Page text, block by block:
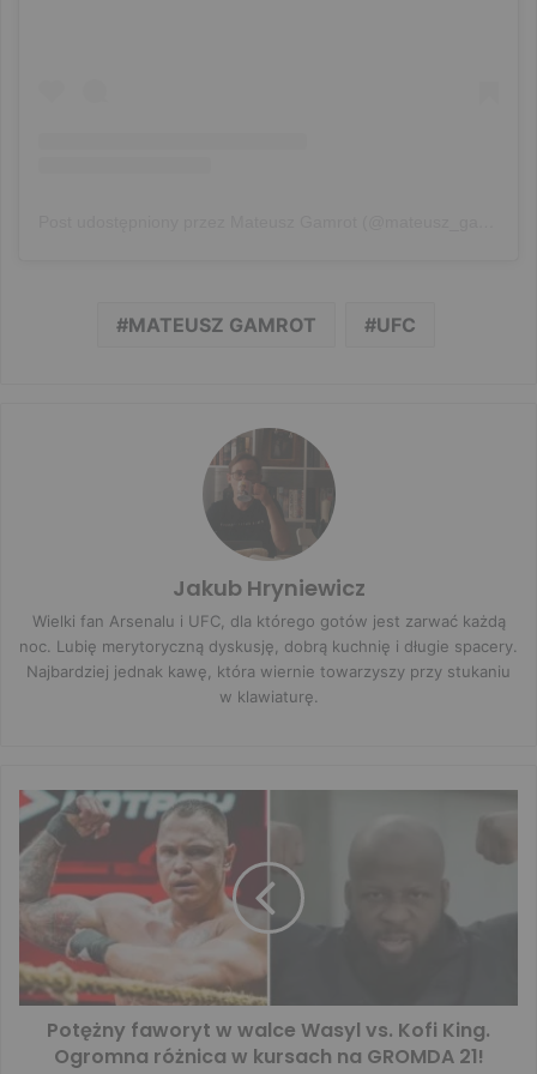
MATEUSZ GAMROT UFC
Jakub Hryniewicz
Wielki fan Arsenalu i UFC, dla którego gotów jest zarwać każdą
noc. Lubię merytoryczną dyskusję, dobrą kuchnię i długie spacery.
Najbardziej jednak kawę, która wiernie towarzyszy przy stukaniu
w klawiaturę.
Potężny faworyt w walce Wasyl vs. Kofi King.
Ogromna różnica w kursach na GROMDA 21!